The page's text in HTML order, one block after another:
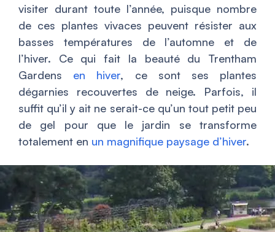
visiter durant toute l’année, puisque nombre
de ces plantes vivaces peuvent résister aux
basses températures de l’automne et de
l’hiver. Ce qui fait la beauté du Trentham
Gardens en hiver, ce sont ses plantes
dégarnies recouvertes de neige. Parfois, il
suffit qu’il y ait ne serait-ce qu’un tout petit peu
de gel pour que le jardin se transforme
totalement en un magnifique paysage d’hiver.